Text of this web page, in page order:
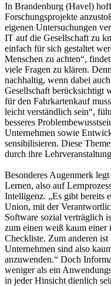
In Brandenburg (Havel)
Forschungsprojekte
eigenen Untersuchungen
IT auf die Gesellschaft zu
einfach für sich gestaltet
Menschen zu achten“,
viele Fragen zu klären.
nachhaltig, wenn dabei
Gesellschaft berücksichtigt
für den Fahrkartenkauf
leicht verständlich sein“,
besseres
Unternehmen sowie
sensibilisieren. Diese
durch ihre
Besonderes Augenmerk
Lernen, also auf
Intelligenz. „Es gibt bereits
Union, mit der
Software sozial verträglich
zum einen weiß kaum einer
Checkliste. Zum anderen
Unternehmen sind also
anzuwenden.“ Doch
weniger als ein
in jeder Hinsicht dienlich